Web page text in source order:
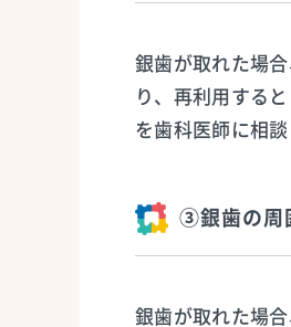
銀歯が取れた場
り、再利用する
を歯科医師に相談
③銀歯の周
銀歯が取れた場